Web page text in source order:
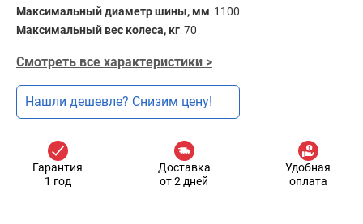
Максимальный диаметр шины, мм 1100
Максимальный вес колеса, кг 70
Смотреть все характеристики >
Нашли дешевле? Снизим цену!
Гарантия
1 год
Доставка
от 2 дней
Удобная
оплата